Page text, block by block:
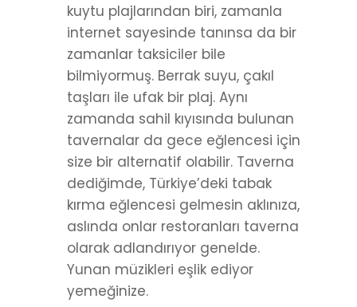
kuytu plajlarından biri, zamanla
internet sayesinde tanınsa da bir
zamanlar taksiciler bile
bilmiyormuş. Berrak suyu, çakıl
taşları ile ufak bir plaj. Aynı
zamanda sahil kıyısında bulunan
tavernalar da gece eğlencesi için
size bir alternatif olabilir. Taverna
dediğimde, Türkiye’deki tabak
kırma eğlencesi gelmesin aklınıza,
aslında onlar restoranları taverna
olarak adlandırıyor genelde.
Yunan müzikleri eşlik ediyor
yemeğinize.